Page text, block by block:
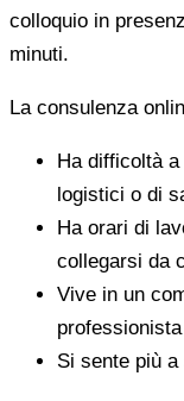
colloquio in
minuti.
La consulenza
Ha difficoltà
logistici o di
Ha orari di
collegarsi da
Vive in un
Si sente più